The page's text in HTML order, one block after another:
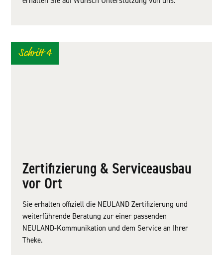
Schritt 4
Zertifizierung & Serviceausbau
vor Ort
Sie erhalten offiziell die NEULAND Zertifizierung und
weiterführende Beratung zur einer passenden
NEULAND-Kommunikation und dem Service an Ihrer
Theke.